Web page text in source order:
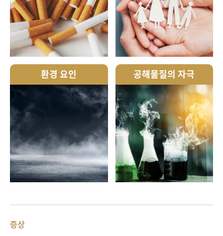
환경 요인 공해물질의 자극
증상